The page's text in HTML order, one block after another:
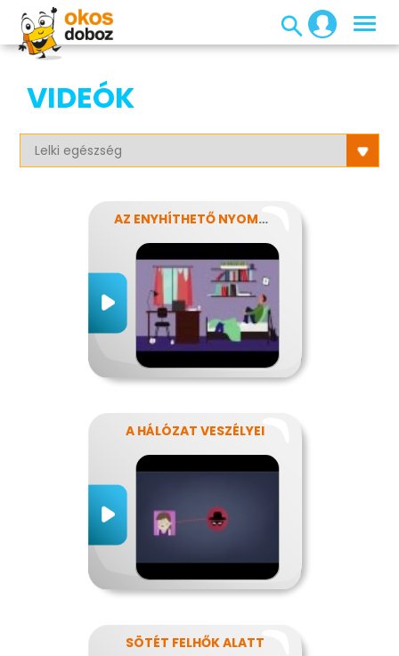
VIDEÓK
AZ ENYHÍTHETŐ NYOMÁS - STRESSZ
A HÁLÓZAT VESZÉLYEI
SÖTÉT FELHŐK ALATT